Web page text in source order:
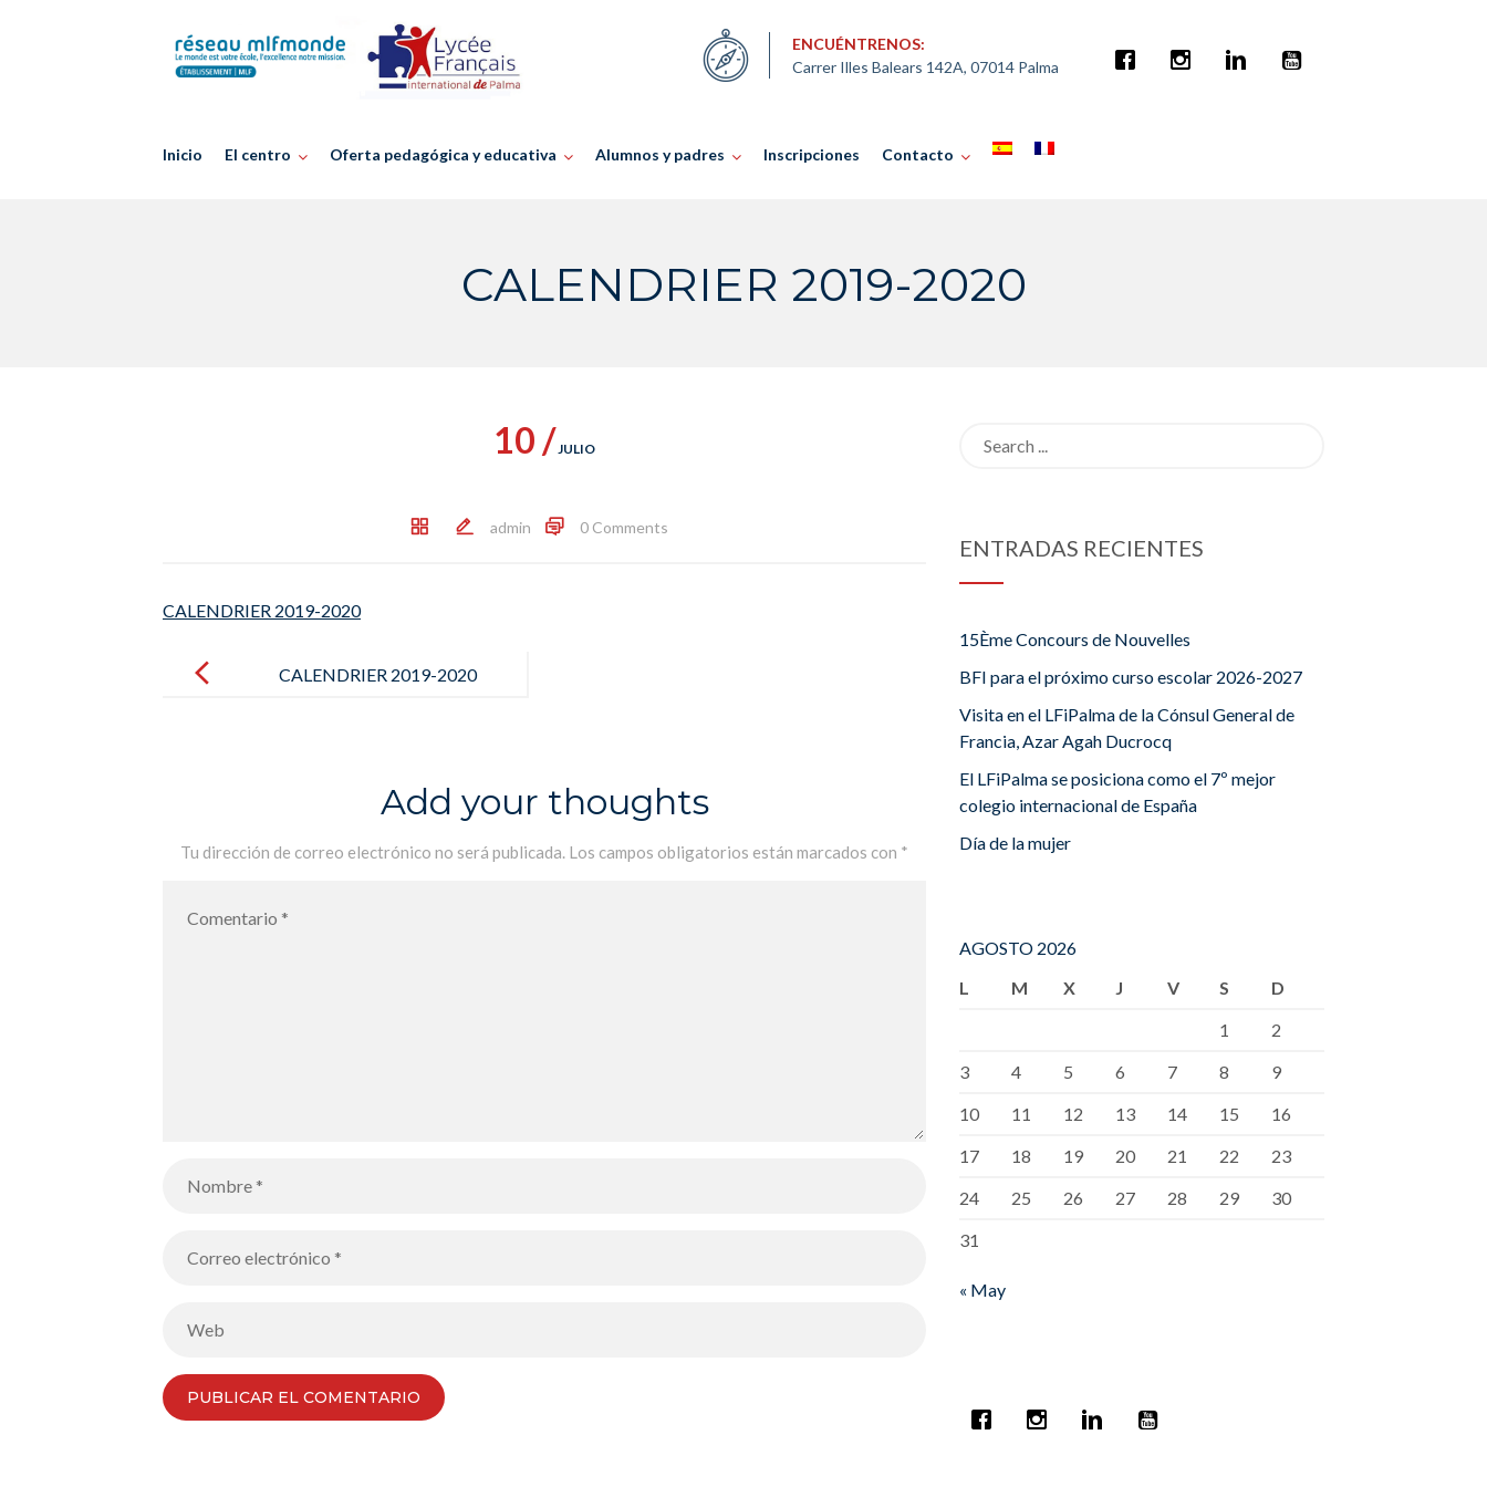
ENCUÉNTRENOS:
Carrer Illes Balears 142A, 07014 Palma
Inicio El centro Oferta pedagógica y educativa Alumnos y padres Inscripciones Contacto
CALENDRIER 2019-2020
10 /JULIO
admin 0 Comments
CALENDRIER 2019-2020
navigation
CALENDRIER 2019-2020
Add your thoughts
Tu dirección de correo electrónico no será publicada. Los campos obligatorios están marcados con *
ENTRADAS RECIENTES
15Ème Concours de Nouvelles
BFI para el próximo curso escolar 2026-2027
Visita en el LFiPalma de la Cónsul General de
Francia, Azar Agah Ducrocq
El LFiPalma se posiciona como el 7º mejor
colegio internacional de España
Día de la mujer
AGOSTO 2026
L
M X J V S
D
1
2
3
4 5 6 7 8
9
10
11 12 13 14 15
16
17
18 19 20 21 22
23
24
25 26 27 28 29
30
31
« May